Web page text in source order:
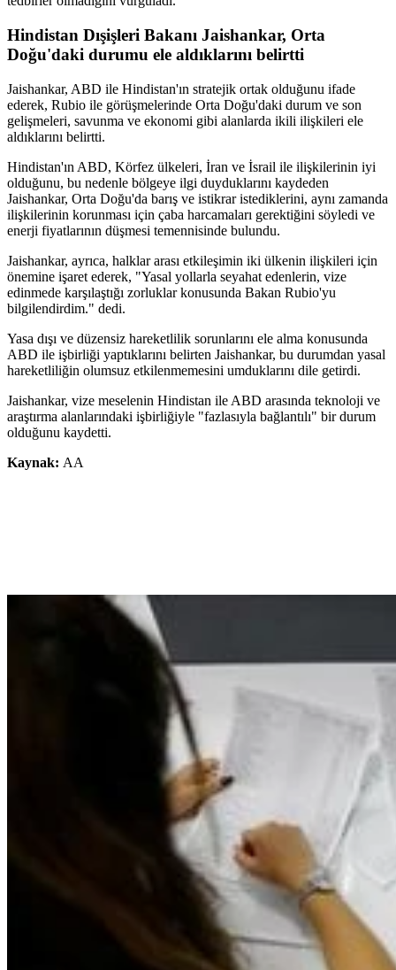
Hindistan Dışişleri Bakanı Jaishankar, Orta
Doğu'daki durumu ele aldıklarını belirtti
Jaishankar, ABD ile Hindistan'ın stratejik ortak olduğunu ifade
ederek, Rubio ile görüşmelerinde Orta Doğu'daki durum ve son
gelişmeleri, savunma ve ekonomi gibi alanlarda ikili ilişkileri ele
aldıklarını belirtti.
Hindistan'ın ABD, Körfez ülkeleri, İran ve İsrail ile ilişkilerinin iyi
olduğunu, bu nedenle bölgeye ilgi duyduklarını kaydeden
Jaishankar, Orta Doğu'da barış ve istikrar istediklerini, aynı zamanda
ilişkilerinin korunması için çaba harcamaları gerektiğini söyledi ve
enerji fiyatlarının düşmesi temennisinde bulundu.
Jaishankar, ayrıca, halklar arası etkileşimin iki ülkenin ilişkileri için
önemine işaret ederek, "Yasal yollarla seyahat edenlerin, vize
edinmede karşılaştığı zorluklar konusunda Bakan Rubio'yu
bilgilendirdim." dedi.
Yasa dışı ve düzensiz hareketlilik sorunlarını ele alma konusunda
ABD ile işbirliği yaptıklarını belirten Jaishankar, bu durumdan yasal
hareketliliğin olumsuz etkilenmemesini umduklarını dile getirdi.
Jaishankar, vize meselenin Hindistan ile ABD arasında teknoloji ve
araştırma alanlarındaki işbirliğiyle "fazlasıyla bağlantılı" bir durum
olduğunu kaydetti.
Kaynak: AA